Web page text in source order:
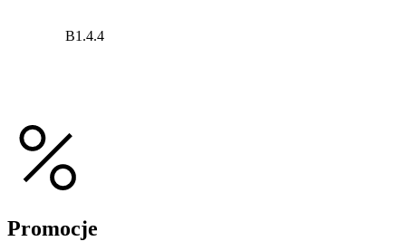
B1.4.4
Promocje